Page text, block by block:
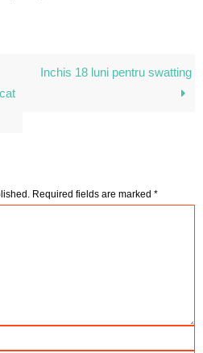
Inchis 18 luni pentru swatting
Required fields are marked *